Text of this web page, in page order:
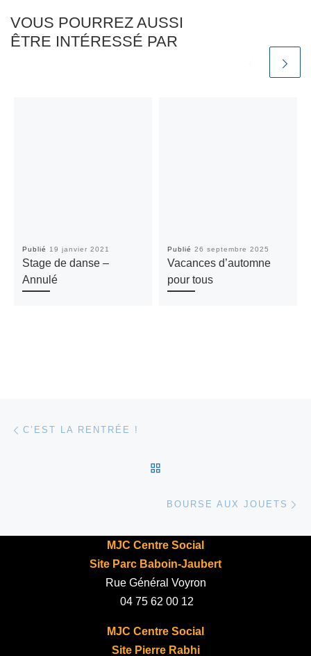
VOUS POURREZ AUSSI
ÊTRE INTÉRESSÉ PAR
Publié 19 janvier 2021
Stage de danse –
Annulé
Publié 26 septembre 2025
Vacances d’automne
pour tous
Parcourir les articles
C’EST LA RENTRÉE !
BOURSE AUX JOUETS
MJC Centre Social
Site Parc Baboin-Jaubert
Rue Général Voyron
04 75 62 00 12
MJC Centre Social
Site Pierre Rabhi